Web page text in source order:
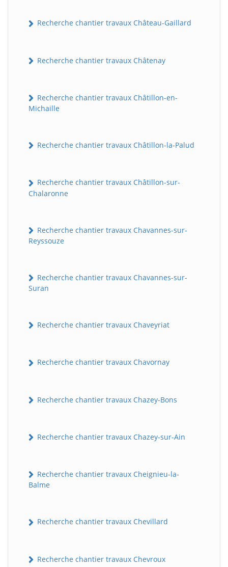
Recherche chantier travaux Château-Gaillard
Recherche chantier travaux Châtenay
Recherche chantier travaux Châtillon-en-
Michaille
Recherche chantier travaux Châtillon-la-Palud
Recherche chantier travaux Châtillon-sur-
Chalaronne
Recherche chantier travaux Chavannes-sur-
Reyssouze
Recherche chantier travaux Chavannes-sur-
Suran
Recherche chantier travaux Chaveyriat
Recherche chantier travaux Chavornay
Recherche chantier travaux Chazey-Bons
Recherche chantier travaux Chazey-sur-Ain
Recherche chantier travaux Cheignieu-la-
Balme
Recherche chantier travaux Chevillard
Recherche chantier travaux Chevroux